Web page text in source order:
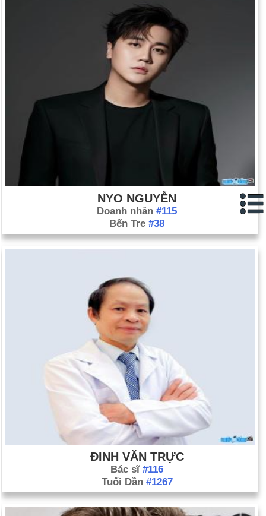
NYO NGUYỄN
Doanh nhân #115
Bến Tre #38
ĐINH VĂN TRỰC
Bác sĩ #116
Tuổi Dần #1267